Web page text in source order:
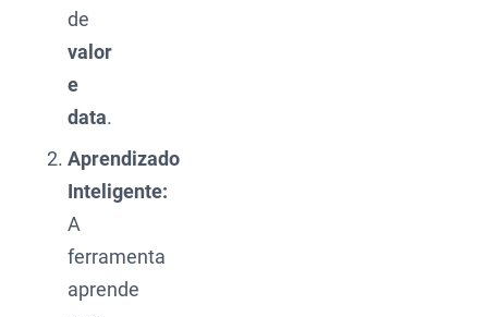
de
valor
e
data.
Aprendizado
Inteligente:
A
ferramenta
aprende